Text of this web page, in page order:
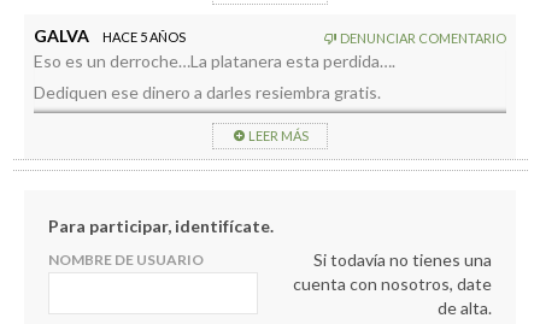
GALVA HACE 5 AÑOS DENUNCIAR COMENTARIO
Eso es un derroche…La platanera esta perdida….
Dediquen ese dinero a darles resiembra gratis.
LEER MÁS
Para participar, identifícate.
NOMBRE DE USUARIO
Si todavía no tienes una
cuenta con nosotros, date
de alta.